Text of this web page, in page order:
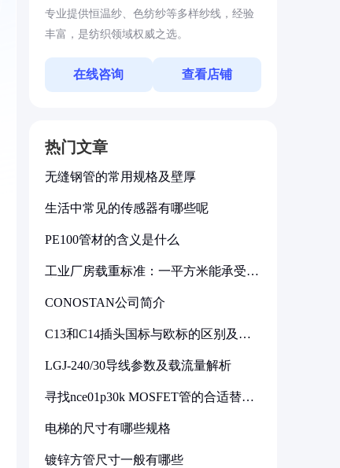
专业提供恒温纱、色纺纱等多样纱线，经验
丰富，是纺织领域权威之选。
在线咨询 查看店铺
热门文章
无缝钢管的常用规格及壁厚
生活中常见的传感器有哪些呢
PE100管材的含义是什么
工业厂房载重标准：一平方米能承受多
CONOSTAN公司简介
C13和C14插头国标与欧标的区别及其
LGJ-240/30导线参数及载流量解析
寻找nce01p30k MOSFET管的合适替代
电梯的尺寸有哪些规格
镀锌方管尺寸一般有哪些